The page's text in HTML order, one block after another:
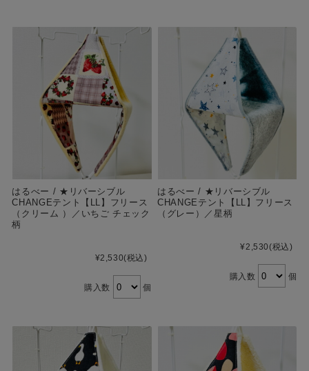
はるべー / ★リバーシブル
CHANGEテント【LL】フリース
（クリーム ）／いちご チェック
柄
¥2,530(税込)
購入数 個
はるべー / ★リバーシブル
CHANGEテント【LL】フリース
（グレー）／星柄
¥2,530(税込)
購入数 個